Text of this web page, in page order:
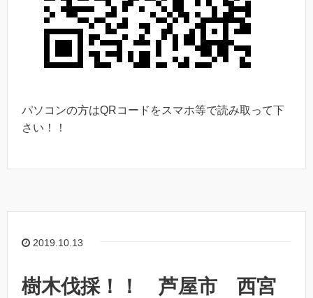
パソコンの方はQRコードをスマホ等で読み取って下
さい！！
2019.10.13
樹木伐採！！ 芦屋市 西宮